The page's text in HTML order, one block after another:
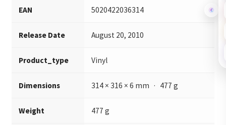
2.13 - El Salvador
2.14 - Boys
EAN 5020422036314
Release Date August 20, 2010
Product_type Vinyl
Dimensions 314 × 316 × 6 mm · 477 g
Weight 477 g